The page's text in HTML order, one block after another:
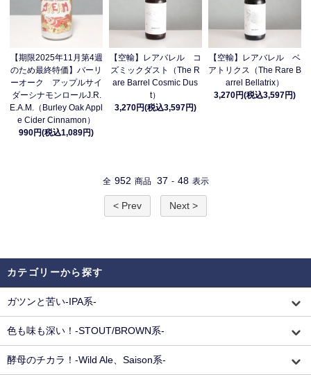
【期限2025年11月第4週
のため最終特価】バーリ
ーオーク アップルサイ
ダーシナモンロールJ.R.
E.A.M.（Burley Oak Appl
e Cider Cinnamon）
990円(税込1,089円)
【空輸】レアバレル コ
ズミックダスト（The R
are Barrel Cosmic Dus
t）
3,270円(税込3,597円)
【空輸】レアバレル ベ
アトリクス（The Rare B
arrel Bellatrix）
3,270円(税込3,597円)
全 952 商品 37 - 48 表示
< Prev Next >
カテゴリーから探す
ガツンと苦い-IPA系-
色も味も深い！-STOUT/BROWN系-
酵母のチカラ！-Wild Ale、Saison系-